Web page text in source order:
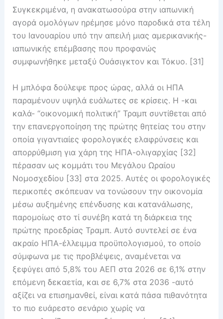
Συγκεκριμένα, η ανακατωσούρα στην ιαπωνική
αγορά ομολόγων ηρέμησε μόνο παροδικά στα τέλη
του Ιανουαρίου υπό την απειλή μιας αμερικανικής-
ιαπωνικής επέμβασης που προφανώς
συμφωνήθηκε μεταξύ Ουάσιγκτον και Τόκυο. [31]
Η μπλόφα δούλεψε προς ώρας, αλλά οι ΗΠΑ
παραμένουν υψηλά ευάλωτες σε κρίσεις. Η -και
καλά- “οικονομική πολιτική” Τραμπ συντίθεται από
την επανεργοποίηση της πρώτης θητείας του στην
οποία γιγαντιαίες φορολογικές ελαφρύνσεις και
απορρύθμιση για χάρη της ΗΠΑ-ολιγαρχίας [32]
πέρασαν ως κομμάτι του Μεγάλου Ωραίου
Νομοσχεδίου [33] στα 2025. Αυτές οι φορολογικές
περικοπές σκόπευαν να τονώσουν την οικονομία
μέσω αυξημένης επένδυσης και κατανάλωσης,
παρομοίως στο τί συνέβη κατά τη διάρκεια της
πρώτης προεδρίας Τραμπ. Αυτό συντελεί σε ένα
ακραίο ΗΠΑ-έλλειμμα προϋπολογισμού, το οποίο
σύμφωνα με τις προβλέψεις, αναμένεται να
ξεφύγει από 5,8% του ΑΕΠ στα 2026 σε 6,1% στην
επόμενη δεκαετία, και σε 6,7% στα 2036 -αυτό
αξίζει να επισημανθεί, είναι κατά πάσα πιθανότητα
το πιο ευάρεστο σενάριο χωρίς να